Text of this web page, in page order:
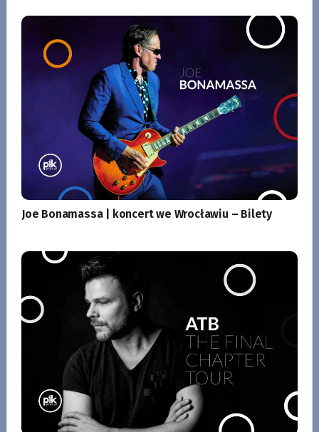
Joe Bonamassa | koncert we Wrocławiu – Bilety